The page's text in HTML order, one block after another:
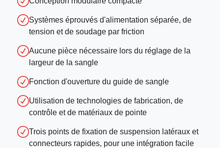
Systèmes éprouvés d'alimentation séparée, de
tension et de soudage par friction
Aucune pièce nécessaire lors du réglage de la
largeur de la sangle
Fonction d'ouverture du guide de sangle
Utilisation de technologies de fabrication, de
contrôle et de matériaux de pointe
Trois points de fixation de suspension latéraux et
connecteurs rapides, pour une intégration facile